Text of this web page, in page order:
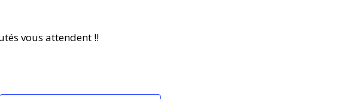
vous attendent !!